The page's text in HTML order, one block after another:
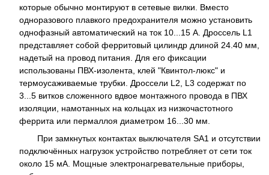
которые обычно монтируют в сетевые вилки. Вместо
одноразового плавкого предохранителя можно установить
однофазный автоматический на ток 10...15 А. Дроссель L1
представляет собой ферритовый цилиндр длиной 24.40 мм,
надетый на провод питания. Для его фиксации
использованы ПВХ-изолента, клей "Квинтол-люкс" и
термоусаживаемые трубки. Дроссели L2, L3 содержат по
3...5 витков сложенного вдвое монтажного провода в ПВХ
изоляции, намотанных на кольцах из низкочастотного
феррита или пермаллоя диаметром 16...30 мм.
При замкнутых контактах выключателя SA1 и отсутствии
подключённых нагрузок устройство потребляет от сети ток
около 15 мА. Мощные электронагревательные приборы,